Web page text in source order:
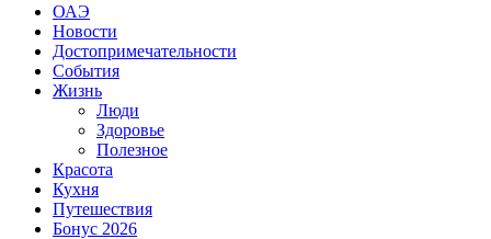
ОАЭ
Новости
Достопримечательности
События
Жизнь
Люди
Здоровье
Полезное
Красота
Кухня
Путешествия
Бонус 2026